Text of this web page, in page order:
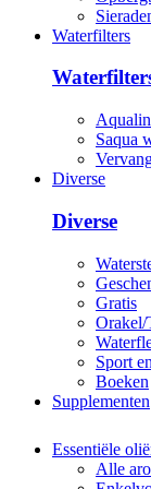
Waterfilters
Saqua
Diverse
Diverse
Gratis
Orakel/
Sport
Boeken
Supplementen
Essentiële
Alle